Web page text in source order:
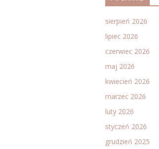
sierpień 2026
lipiec 2026
czerwiec 2026
maj 2026
kwiecień 2026
marzec 2026
luty 2026
styczeń 2026
grudzień 2025